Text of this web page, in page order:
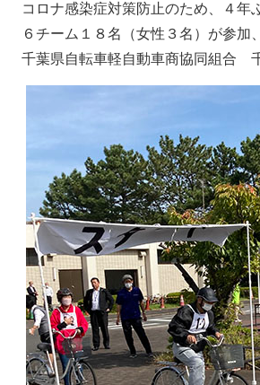
コロナ感染症対策防止のため、４年
６チーム１８名（女性３名）が参
千葉県自転車軽自動車商協同組合